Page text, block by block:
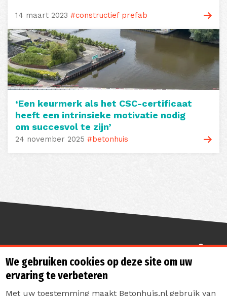
14 maart 2023 #constructief prefab
‘Een keurmerk als het CSC-certificaat
heeft een intrinsieke motivatie nodig
om succesvol te zijn’
24 november 2025 #betonhuis
Sterk de toekomst in
We gebruiken cookies op deze site om uw
ervaring te verbeteren
Met uw toestemming maakt Betonhuis.nl gebruik van